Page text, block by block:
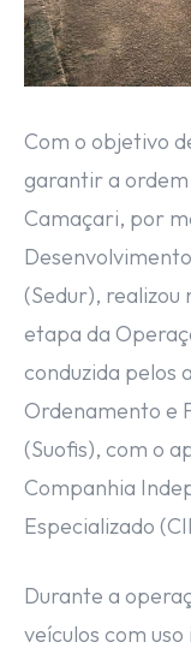
Com o objetivo
garantir a
Camaçari, por
(Sedur), realizou
etapa da
conduzida pelos
Ordenamento e
(Suofis), com o
Companhia
Especializado
Durante a
veículos com